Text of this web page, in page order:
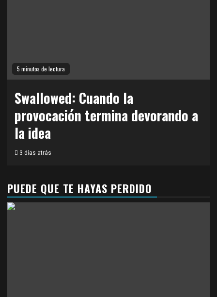
5 minutos de lectura
Swallowed: Cuando la
provocación termina devorando a
la idea
3 días atrás
PUEDE QUE TE HAYAS PERDIDO